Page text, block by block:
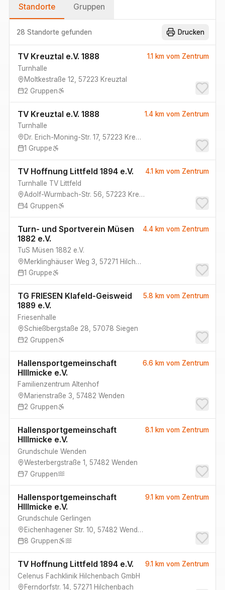
Standorte Gruppen
28 Standorte gefunden Drucken
TV Kreuztal e.V. 1888
Turnhalle
Moltkestraße 12 57223 Kreuztal
2 Gruppen
1.1 kmvom Zentrum
TV Kreuztal e.V. 1888
Turnhalle
Dr. Erich-Moning-Str. 17, 57223 Kreuztal
1 Gruppe
1.4 kmvom Zentrum
TV Hoffnung Littfeld 1894 e.V.
Turnhalle TV Littfeld
Adolf-Wurmbach-Str. 56 57223 Kreuztal
4 Gruppen
4.1 kmvom Zentrum
Turn- und Sportverein Müsen
1882 e.V.
TuS Müsen 1882 e.V.
Merklinghäuser Weg 3 57271 Hilchenbach
1 Gruppe
4.4 kmvom Zentrum
TG FRIESEN Klafeld-Geisweid
1889 e.V.
Friesenhalle
Schießbergstaße 28 57078 Siegen
2 Gruppen
5.8 kmvom Zentrum
Hallensportgemeinschaft
HIllmicke e.V.
Familienzentrum Altenhof
Marienstraße 3 57482 Wenden
2 Gruppen
6.6 kmvom Zentrum
Hallensportgemeinschaft
HIllmicke e.V.
Grundschule Wenden
Westerbergstraße 1
57482 Wenden
7 Gruppen
8.1 kmvom Zentrum
Hallensportgemeinschaft
HIllmicke e.V.
Grundschule Gerlingen
Eichenhagener Str. 10 57482 Wenden
8 Gruppen
9.1 kmvom Zentrum
TV Hoffnung Littfeld 1894 e.V.
Celenus Fachklinik Hilchenbach GmbH
Ferndorfstr. 14 57271 Hilchenbach
9.1 kmvom Zentrum